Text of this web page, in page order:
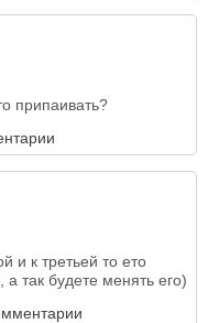
припаивать?
и к третьей то ето
так будете менять его)